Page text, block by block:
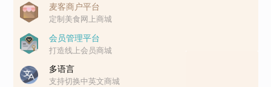
麦客商户平台
定制美食网上商城
会员管理平台
打造线上会员商城
多语言
支持切换中英文商城